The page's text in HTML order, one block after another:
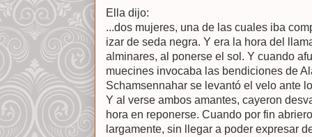
Ella dijo:
...dos mujeres, una de las cuales iba
izar de seda negra. Y era la hora del
alminares, al ponerse el sol. Y cuando
muecines invocaba las bendiciones de
Schamsennahar se levantó el velo ante
Y al verse ambos amantes, cayeron
hora en reponerse. Cuando por fin
largamente, sin llegar a poder expresar